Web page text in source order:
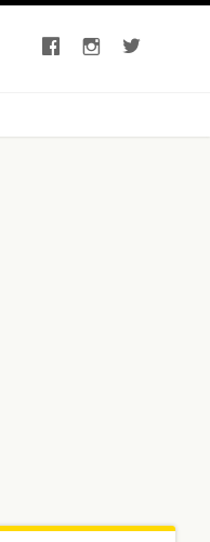
facebook instagram twitter